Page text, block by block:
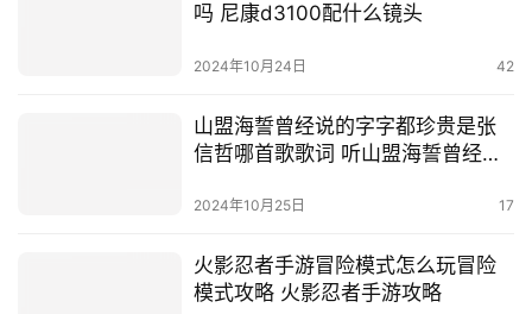
吗 尼康d3100配什么镜头
2024年10月24日 42
山盟海誓曾经说的字字都珍贵是张
信哲哪首歌歌词 听山盟海誓曾经说
2024年10月25日 17
火影忍者手游冒险模式怎么玩冒险
模式攻略 火影忍者手游攻略